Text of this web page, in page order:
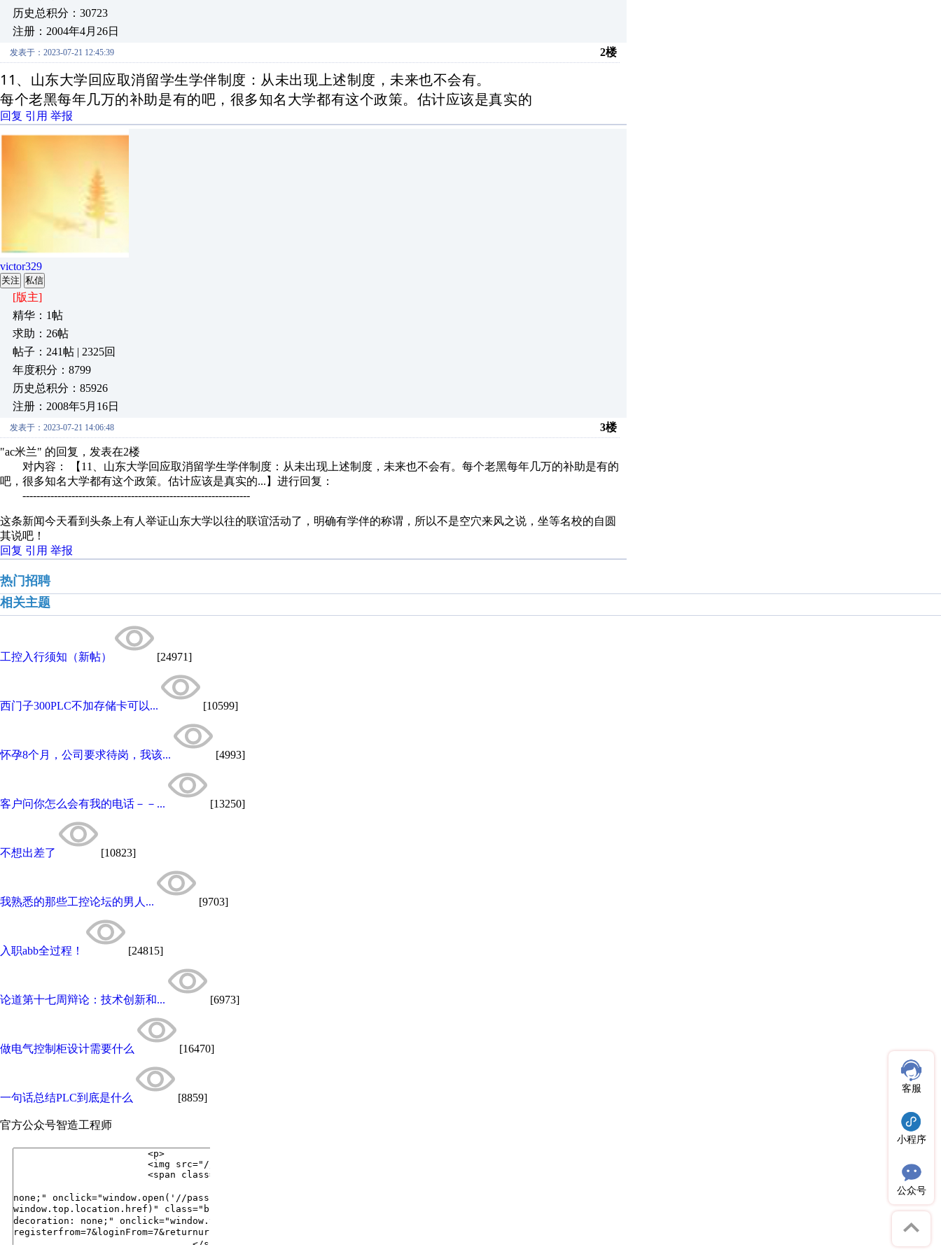
历史总积分：30723
注册：2004年4月26日
发表于：2023-07-21 12:45:39 2楼
11、山东大学回应取消留学生学伴制度：从未出现上述制度，未来也不会有。
每个老黑每年几万的补助是有的吧，很多知名大学都有这个政策。估计应该是真实的
回复 引用 举报
victor329
关注 私信
[版主]
精华：1帖
求助：26帖
帖子：241帖 | 2325回
年度积分：8799
历史总积分：85926
注册：2008年5月16日
发表于：2023-07-21 14:06:48 3楼
"ac米兰" 的回复，发表在2楼
对内容： 【11、山东大学回应取消留学生学伴制度：从未出现上述制度，未来也不会有。每个老黑每年几万的补助是有的
吧，很多知名大学都有这个政策。估计应该是真实的...】进行回复：
-----------------------------------------------------------------
这条新闻今天看到头条上有人举证山东大学以往的联谊活动了，明确有学伴的称谓，所以不是空穴来风之说，坐等名校的自圆
其说吧！
回复 引用 举报
热门招聘
相关主题
工控入行须知（新帖） [24971]
西门子300PLC不加存储卡可以... [10599]
怀孕8个月，公司要求待岗，我该... [4993]
客户问你怎么会有我的电话－－... [13250]
不想出差了 [10823]
我熟悉的那些工控论坛的男人... [9703]
入职abb全过程！ [24815]
论道第十七周辩论：技术创新和... [6973]
做电气控制柜设计需要什么 [16470]
一句话总结PLC到底是什么 [8859]
官方公众号智造工程师
客服
小程序
公众号